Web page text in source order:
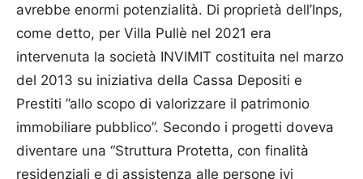
avrebbe enormi potenzialità. Di proprietà dell’Inps,
come detto, per Villa Pullè nel 2021 era
intervenuta la società INVIMIT costituita nel marzo
del 2013 su iniziativa della Cassa Depositi e
Prestiti ”allo scopo di valorizzare il patrimonio
immobiliare pubblico”. Secondo i progetti doveva
diventare una “Struttura Protetta, con finalità
residenziali e di assistenza alle persone ivi